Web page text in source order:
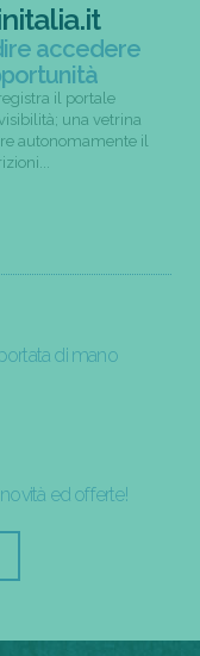
accedere
il portale
una vetrina
autonomamente il
di mano
ed offerte!